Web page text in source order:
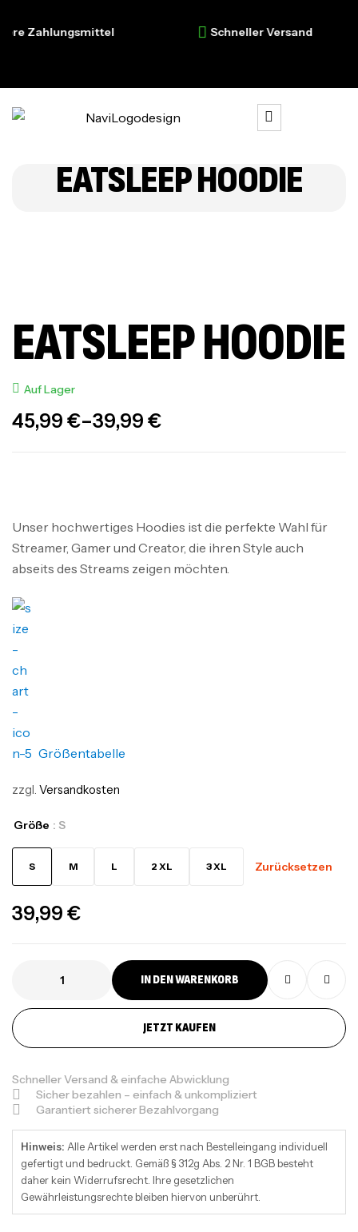
Zahlungsmittel Schneller Versand
EATSLEEP HOODIE
EATSLEEP HOODIE
Auf Lager
39,99 €
–
45,99 €
Unser hochwertiges Hoodies ist die perfekte Wahl für
Streamer, Gamer und Creator, die ihren Style auch
abseits des Streams zeigen möchten.
Größentabelle
zzgl. Versandkosten
Größe : S
S M L 2 XL 3 XL Zurücksetzen
39,99 €
IN DEN WARENKORB
JETZT KAUFEN
Schneller Versand & einfache Abwicklung
Sicher bezahlen – einfach & unkompliziert
Garantiert sicherer Bezahlvorgang
Hinweis: Alle Artikel werden erst nach Bestelleingang individuell
gefertigt und bedruckt. Gemäß § 312g Abs. 2 Nr. 1 BGB besteht
daher kein Widerrufsrecht. Ihre gesetzlichen
Gewährleistungsrechte bleiben hiervon unberührt.